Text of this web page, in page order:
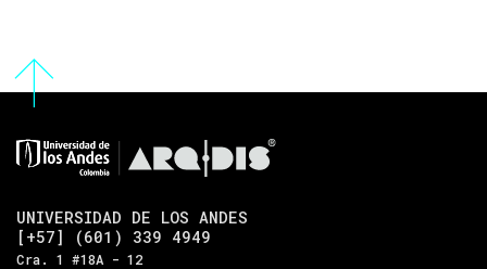
UNIVERSIDAD DE LOS ANDES
[+57] (601) 339 4949
Cra. 1 #18A - 12